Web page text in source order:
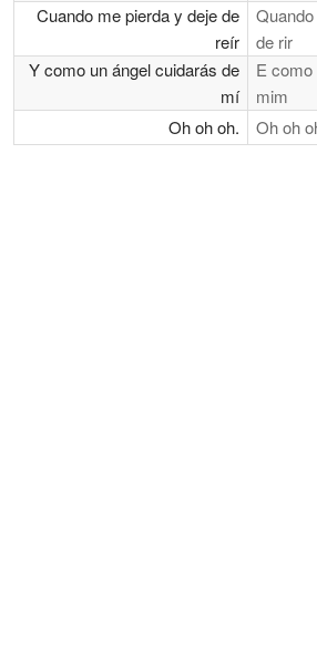
Cuando me pierda y deje de
reír
de rir
Y como un ángel cuidarás de
mí
E
mim
Oh oh oh.
Oh oh